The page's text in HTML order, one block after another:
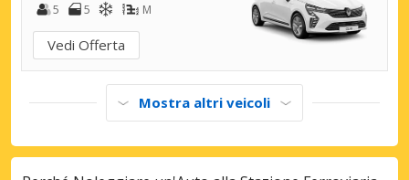
5
5 M
Vedi Offerta
Mostra altri veicoli